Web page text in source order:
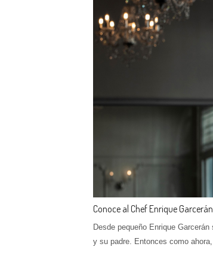
Conoce al Chef Enrique Garcerán
Desde pequeño Enrique
y su padre. Entonces como